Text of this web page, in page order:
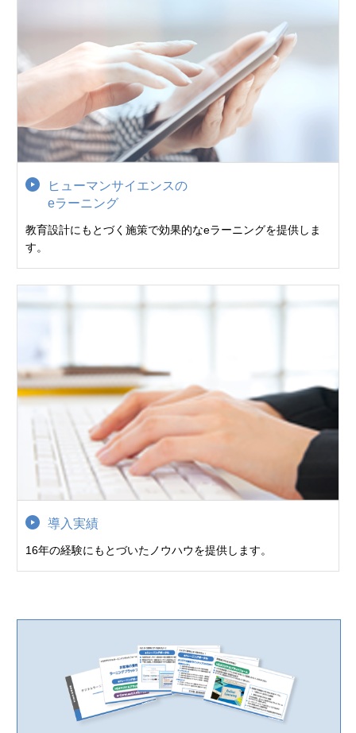
ヒューマンサイエンスの
eラーニング
教育設計にもとづく施策で効果的なeラーニングを提供しま
す。
導入実績
16年の経験にもとづいたノウハウを提供します。